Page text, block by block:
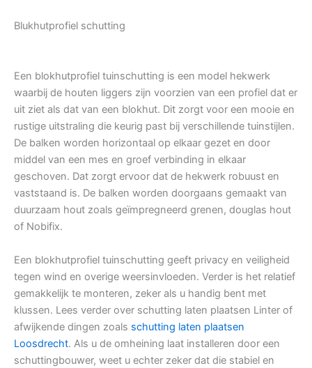
Blukhutprofiel schutting
Een blokhutprofiel tuinschutting is een model hekwerk
waarbij de houten liggers zijn voorzien van een profiel dat er
uit ziet als dat van een blokhut. Dit zorgt voor een mooie en
rustige uitstraling die keurig past bij verschillende tuinstijlen.
De balken worden horizontaal op elkaar gezet en door
middel van een mes en groef verbinding in elkaar
geschoven. Dat zorgt ervoor dat de hekwerk robuust en
vaststaand is. De balken worden doorgaans gemaakt van
duurzaam hout zoals geïmpregneerd grenen, douglas hout
of Nobifix.
Een blokhutprofiel tuinschutting geeft privacy en veiligheid
tegen wind en overige weersinvloeden. Verder is het relatief
gemakkelijk te monteren, zeker als u handig bent met
klussen. Lees verder over schutting laten plaatsen Linter of
afwijkende dingen zoals schutting laten plaatsen
Loosdrecht. Als u de omheining laat installeren door een
schuttingbouwer, weet u echter zeker dat die stabiel en